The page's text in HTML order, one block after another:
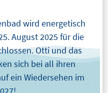
wird energetisch
August 2025 für die
Otti und das
sich bei all ihren
ein Wiedersehen im